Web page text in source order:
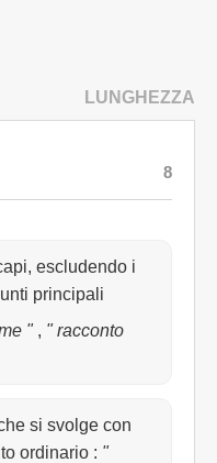
LUNGHEZZA
escludendo i
principali
" , " racconto
si svolge con
ordinario : "
8